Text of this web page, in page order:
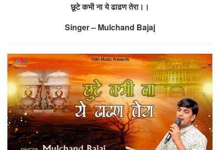
छूटे कभी ना ये ढाढण तेरा।।
Singer – Mulchand Bajaj